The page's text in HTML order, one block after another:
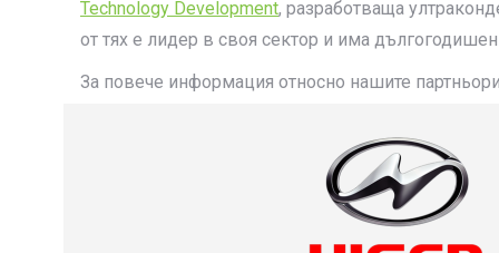
Technology Development, разработваща
от тях е лидер в своя сектор и има
За повече информация относно нашите